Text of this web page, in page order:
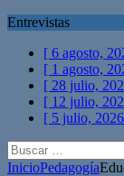
Entrevistas
[ 6 agosto,
[ 1 agosto,
[ 28 julio,
[ 12 julio,
[ 5 julio,
Buscar:
InicioPedagogía